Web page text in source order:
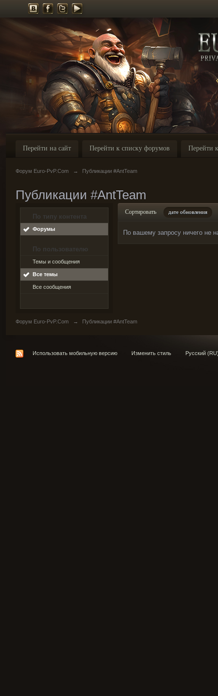
Перейти на сайт Перейти к списку форумов Перейти
Форум Euro-PvP.Com → Публикации #AntTeam
Публикации #AntTeam
По типу контента
Форумы
По пользователю
Темы и сообщения
Все темы
Все сообщения
Сортировать дате обновления
По вашему запросу ничего не
Форум Euro-PvP.Com → Публикации #AntTeam
Использовать мобильную версию Изменить стиль Русский